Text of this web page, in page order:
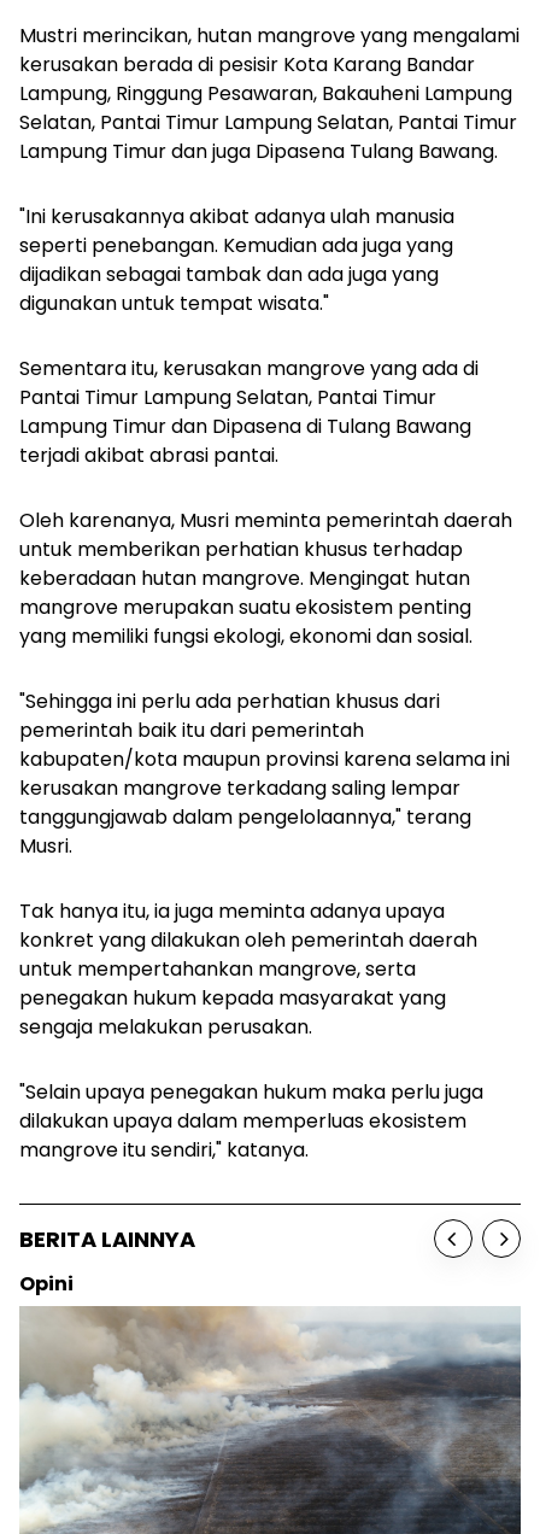
Mustri merincikan, hutan mangrove yang mengalami
kerusakan berada di pesisir Kota Karang Bandar
Lampung, Ringgung Pesawaran, Bakauheni Lampung
Selatan, Pantai Timur Lampung Selatan, Pantai Timur
Lampung Timur dan juga Dipasena Tulang Bawang.
"Ini kerusakannya akibat adanya ulah manusia
seperti penebangan. Kemudian ada juga yang
dijadikan sebagai tambak dan ada juga yang
digunakan untuk tempat wisata."
Sementara itu, kerusakan mangrove yang ada di
Pantai Timur Lampung Selatan, Pantai Timur
Lampung Timur dan Dipasena di Tulang Bawang
terjadi akibat abrasi pantai.
Oleh karenanya, Musri meminta pemerintah daerah
untuk memberikan perhatian khusus terhadap
keberadaan hutan mangrove. Mengingat hutan
mangrove merupakan suatu ekosistem penting
yang memiliki fungsi ekologi, ekonomi dan sosial.
"Sehingga ini perlu ada perhatian khusus dari
pemerintah baik itu dari pemerintah
kabupaten/kota maupun provinsi karena selama ini
kerusakan mangrove terkadang saling lempar
tanggungjawab dalam pengelolaannya," terang
Musri.
Tak hanya itu, ia juga meminta adanya upaya
konkret yang dilakukan oleh pemerintah daerah
untuk mempertahankan mangrove, serta
penegakan hukum kepada masyarakat yang
sengaja melakukan perusakan.
"Selain upaya penegakan hukum maka perlu juga
dilakukan upaya dalam memperluas ekosistem
mangrove itu sendiri," katanya.
BERITA LAINNYA
Opini